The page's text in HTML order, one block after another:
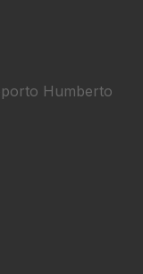
Humberto